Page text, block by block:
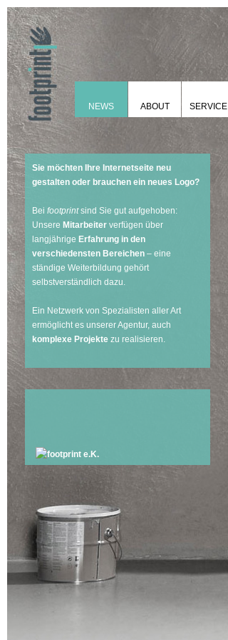
NEWS ABOUT SERVICE
Sie möchten Ihre Internetseite neu
gestalten oder brauchen ein neues Logo?
Bei footprintsind Sie gut aufgehoben:
Unsere Mitarbeiter verfügen über
langjährige Erfahrung in den
verschiedensten Bereichen – eine
ständige Weiterbildung gehört
selbstverständlich dazu.
Ein Netzwerk von Spezialisten aller Art
ermöglicht es unserer Agentur, auch
komplexe Projekte zu realisieren.